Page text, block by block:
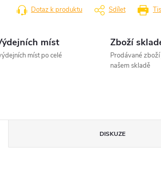
Dotaz k produktu Sdílet
míst
míst po celé
Zboží
Prodávané
našem skladě
DISKUZE